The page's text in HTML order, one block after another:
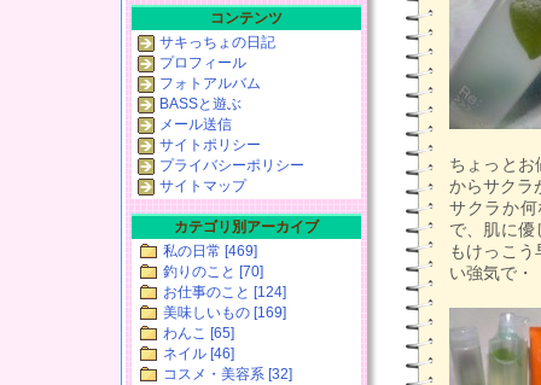
ちょっとお
からサクラ
サクラか
で、肌に優
もけっこ
い強気で・
コンテンツ
サキっちょの日記
プロフィール
フォトアルバム
BASSと遊ぶ
メール送信
サイトポリシー
プライバシーポリシー
サイトマップ
カテゴリ別アーカイブ
私の日常 [469]
釣りのこと [70]
お仕事のこと [124]
美味しいもの [169]
わんこ [65]
ネイル [46]
コスメ・美容系 [32]